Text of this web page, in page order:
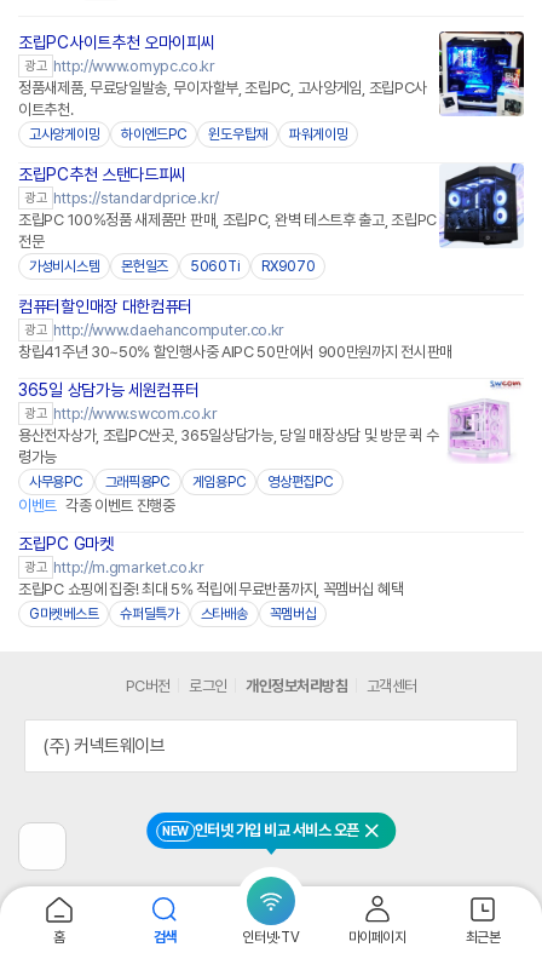
조립PC사이트추천 오마이피씨
광고 http://www.omypc.co.kr
정품새제품, 무료당일발송, 무이자할부, 조립PC, 고사양게임, 조립PC사
이트추천.
고사양게이밍 하이엔드PC 윈도우탑재 파워게이밍
조립PC추천 스탠다드피씨
광고 https://standardprice.kr/
조립PC 100%정품 새제품만 판매, 조립PC, 완벽 테스트후 출고, 조립PC
전문
가성비시스템 몬헌일즈 5060Ti RX9070
컴퓨터할인매장 대한컴퓨터
광고 http://www.daehancomputer.co.kr
창립41주년 30~50% 할인행사중 AIPC 50만에서 900만원까지 전시판매
365일 상담가능 세원컴퓨터
광고 http://www.swcom.co.kr
용산전자상가, 조립PC싼곳, 365일상담가능, 당일 매장상담 및 방문 퀵 수
령가능
사무용PC 그래픽용PC 게임용PC 영상편집PC
이벤트 각종 이벤트 진행중
조립PC G마켓
광고 http://m.gmarket.co.kr
조립PC 쇼핑에 집중! 최대 5% 적립에 무료반품까지, 꼭멤버십 혜택
G마켓베스트 슈퍼딜특가 스타배송 꼭멤버십
전
페
이
지
NEW 인터넷 가입 비교 서비스 오픈 닫기
홈 검색 인터넷·TV 마이페이지 최근본
PC버전 로그인 개인정보처리방침 고객센터
(주) 커넥트웨이브